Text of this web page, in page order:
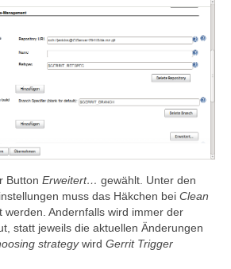
Button Erweitert… gewählt. Unter den
muss das Häkchen bei Clean
werden. Andernfalls wird immer der
statt jeweils die aktuellen Änderungen
strategywird Gerrit Trigger